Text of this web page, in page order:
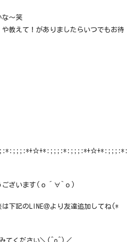
な〜笑
教えて！がありましたらいつでもお待
うございます(о´∀`о)
は下記のLINE＠より友達追加してね(*
てください＼(^o^)／